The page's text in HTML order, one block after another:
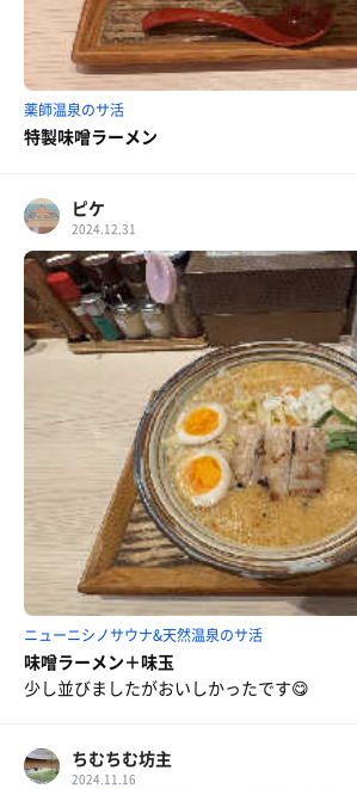
薬師温泉のサ活
特製味噌ラーメン
ピケ
2024.12.31
ニューニシノサウナ&天然温泉のサ活
味噌ラーメン＋味玉
少し並びましたがおいしかったです😋
ちむちむ坊主
2024.11.16